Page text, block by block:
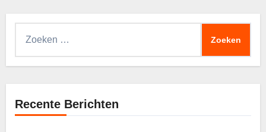
Recente Berichten